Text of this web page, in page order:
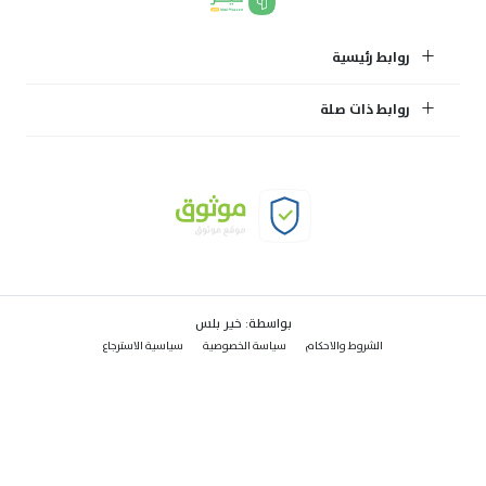
روابط رئيسية
روابط ذات صلة
بواسطة: خير بلس
الشروط والاحكام سياسة الخصوصية سياسية الاسترجاع